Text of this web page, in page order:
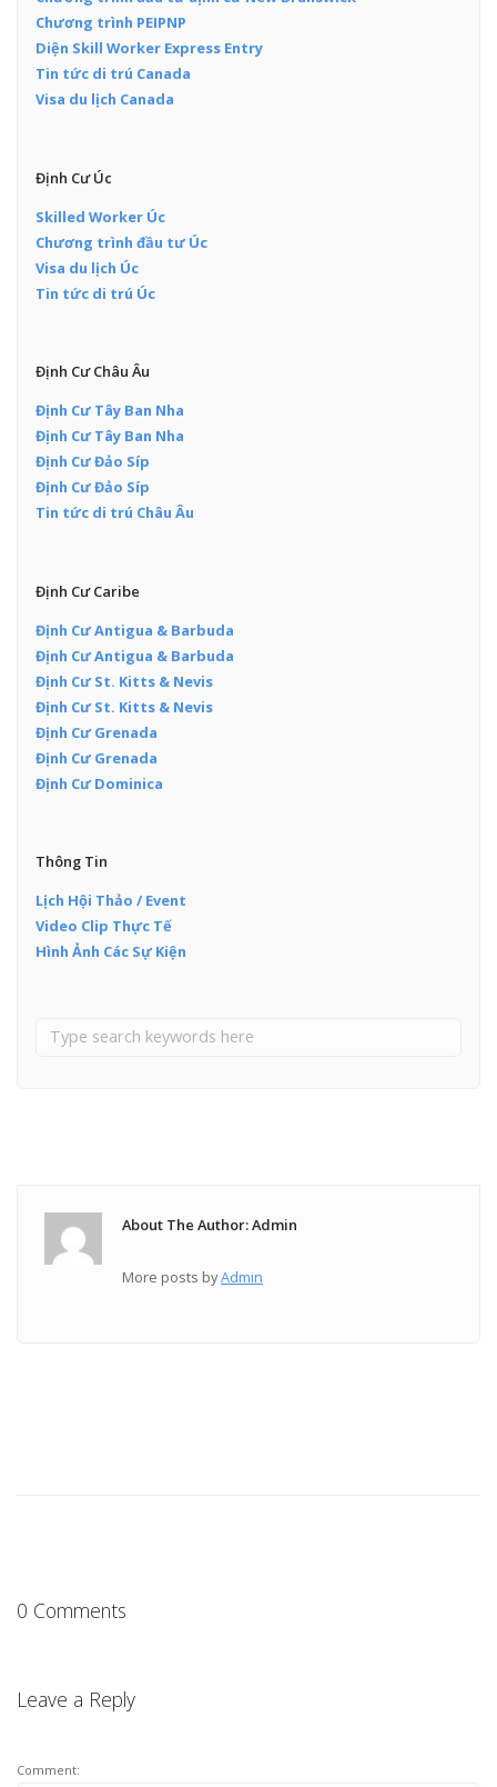
Chương trình PEIPNP
Diện Skill Worker Express Entry
Tin tức di trú Canada
Visa du lịch Canada
Định Cư Úc
Skilled Worker Úc
Chương trình đầu tư Úc
Visa du lịch Úc
Tin tức di trú Úc
Định Cư Châu Âu
Định Cư Tây Ban Nha
Định Cư Tây Ban Nha
Định Cư Đảo Síp
Định Cư Đảo Síp
Tin tức di trú Châu Âu
Định Cư Caribe
Định Cư Antigua & Barbuda
Định Cư Antigua & Barbuda
Định Cư St. Kitts & Nevis
Định Cư St. Kitts & Nevis
Định Cư Grenada
Định Cư Grenada
Định Cư Dominica
Thông Tin
Lịch Hội Thảo / Event
Video Clip Thực Tế
Hình Ảnh Các Sự Kiện
About The Author: Admin
More posts byAdmin
0 Comments
Leave a Reply
Comment: